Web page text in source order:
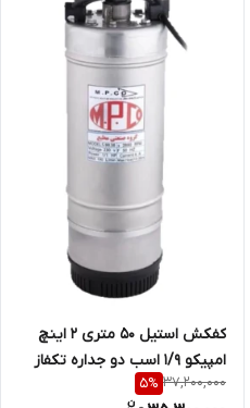
کفکش استیل ۵۰ متری ۲ اینچ
امپیکو 1/9 اسب دو جداره تکفاز
MPCO-S.99.50-6
37,200,000
5%